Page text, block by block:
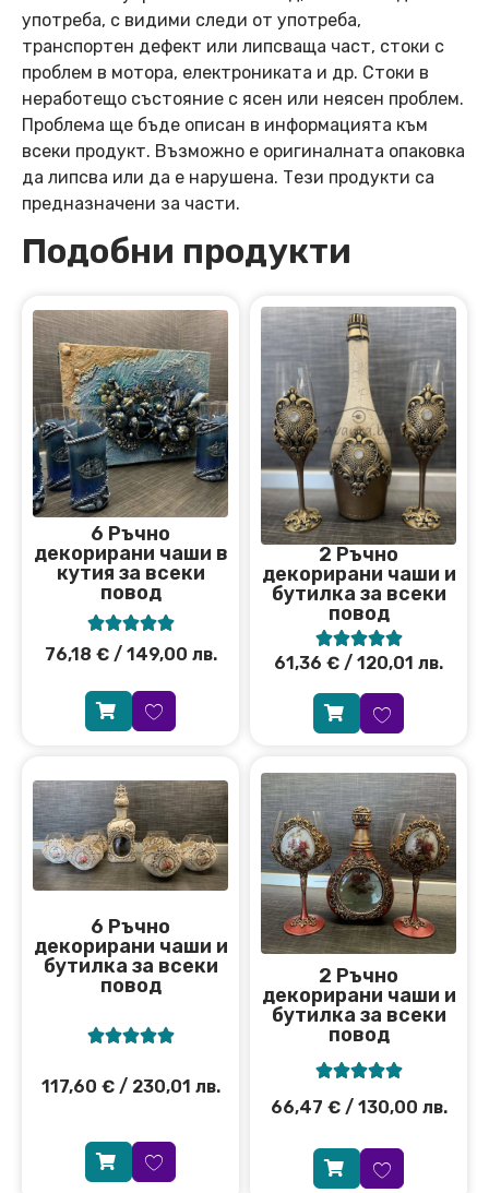
употреба, с видими следи от употреба,
транспортен дефект или липсваща част, стоки с
проблем в мотора, електрониката и др. Стоки в
неработещо състояние с ясен или неясен проблем.
Проблема ще бъде описан в информацията към
всеки продукт. Възможно е оригиналната опаковка
да липсва или да е нарушена. Тези продукти са
предназначени за части.
Подобни продукти
6 Ръчно
декорирани чаши в
кутия за всеки
повод

76,18 €/ 149,00 лв.
2 Ръчно
декорирани чаши и
бутилка за всеки
повод

61,36 € / 120,01 лв.
6 Ръчно
декорирани чаши и
бутилка за всеки
повод

117,60 €/ 230,01 лв.
2 Ръчно
декорирани чаши и
бутилка за всеки
повод

66,47 €/ 130,00 лв.